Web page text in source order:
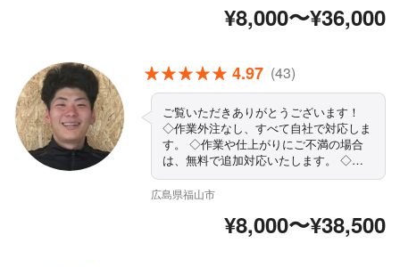
¥8,000〜¥36,000
4.97 (43)
ご覧いただきありがとうございます！
◇作業外注なし、すべて自社で対応しま
す。 ◇作業や仕上がりにご不満の場合
は、無料で追加対応いたします。 ◇営
業時間外・対応地域外でもご要望お聞き
します！ ◇駐車代は当店が負担します
広島県福山市
¥8,000〜¥38,500